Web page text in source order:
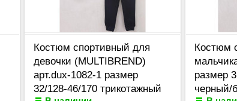
Костюм спортивный для
девочки (MULTIBREND)
арт.dux-1082-1 размер
32/128-46/170 трикотажный
Костюм
размер
черный/